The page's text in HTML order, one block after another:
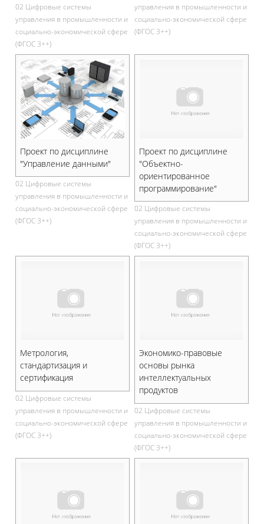
02 Цифровые системы
управления в промышленности и
социально-экономической сфере
(ФГОС 3++)
управления в промышленности и
социально-экономической сфере
(ФГОС 3++)
Проект по дисциплине
"Управление данными"
02 Цифровые системы
управления в промышленности и
социально-экономической сфере
(ФГОС 3++)
Проект по дисциплине
"Объектно-
ориентированное
программирование"
02 Цифровые системы
управления в промышленности и
социально-экономической сфере
(ФГОС 3++)
Метрология,
стандартизация и
сертификация
02 Цифровые системы
управления в промышленности и
социально-экономической сфере
(ФГОС 3++)
Экономико-правовые
основы рынка
интеллектуальных
продуктов
02 Цифровые системы
управления в промышленности и
социально-экономической сфере
(ФГОС 3++)